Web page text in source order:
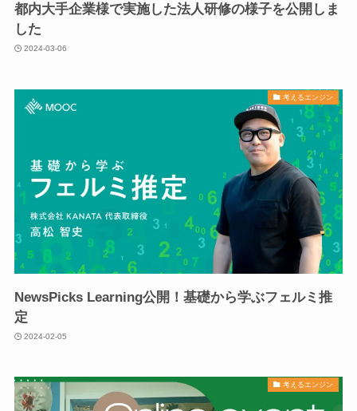
都内大手企業様で実施した法人研修の様子を公開しま
した
2024-03-06
考えるエンジン
NewsPicks Learning公開！基礎から学ぶフェルミ推
定
2024-02-05
考えるエンジン